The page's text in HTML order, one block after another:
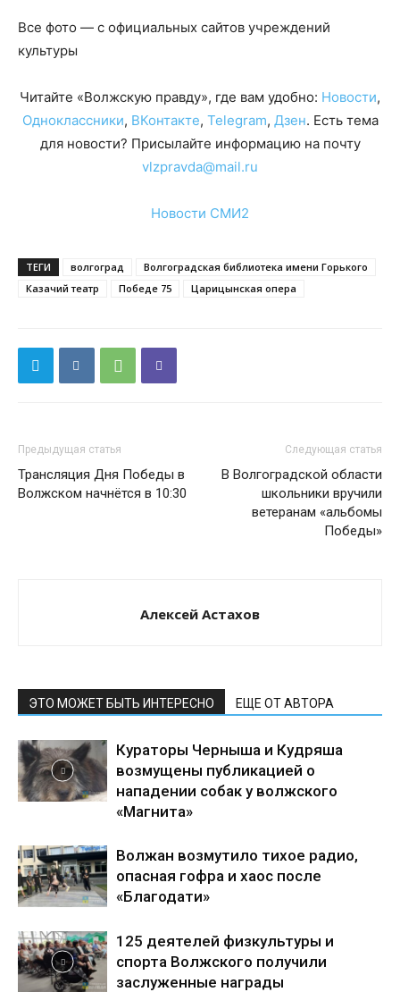
Все фото — с официальных сайтов учреждений
культуры
Читайте «Волжскую правду», где вам удобно: Новости,
Одноклассники, ВКонтакте, Telegram, Дзен. Есть тема
для новости? Присылайте информацию на почту
vlzpravda@mail.ru
Новости СМИ2
ТЕГИ волгоград
Волгоградская библиотека имени Горького
Казачий театр
Победе 75 Царицынская опера
Предыдущая статья
Трансляция Дня Победы в
Волжском начнётся в 10:30
Следующая статья
В Волгоградской области
школьники вручили
ветеранам «альбомы
Победы»
Алексей Астахов
ЭТО МОЖЕТ БЫТЬ ИНТЕРЕСНО ЕЩЕ ОТ АВТОРА
Кураторы Черныша и Кудряша
возмущены публикацией о
нападении собак у волжского
«Магнита»
Волжан возмутило тихое радио,
опасная гофра и хаос после
«Благодати»
125 деятелей физкультуры и
спорта Волжского получили
заслуженные награды